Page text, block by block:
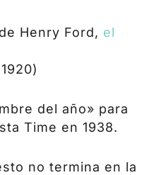
Henry Ford, el
del año» para
Time en 1938.
no termina en la